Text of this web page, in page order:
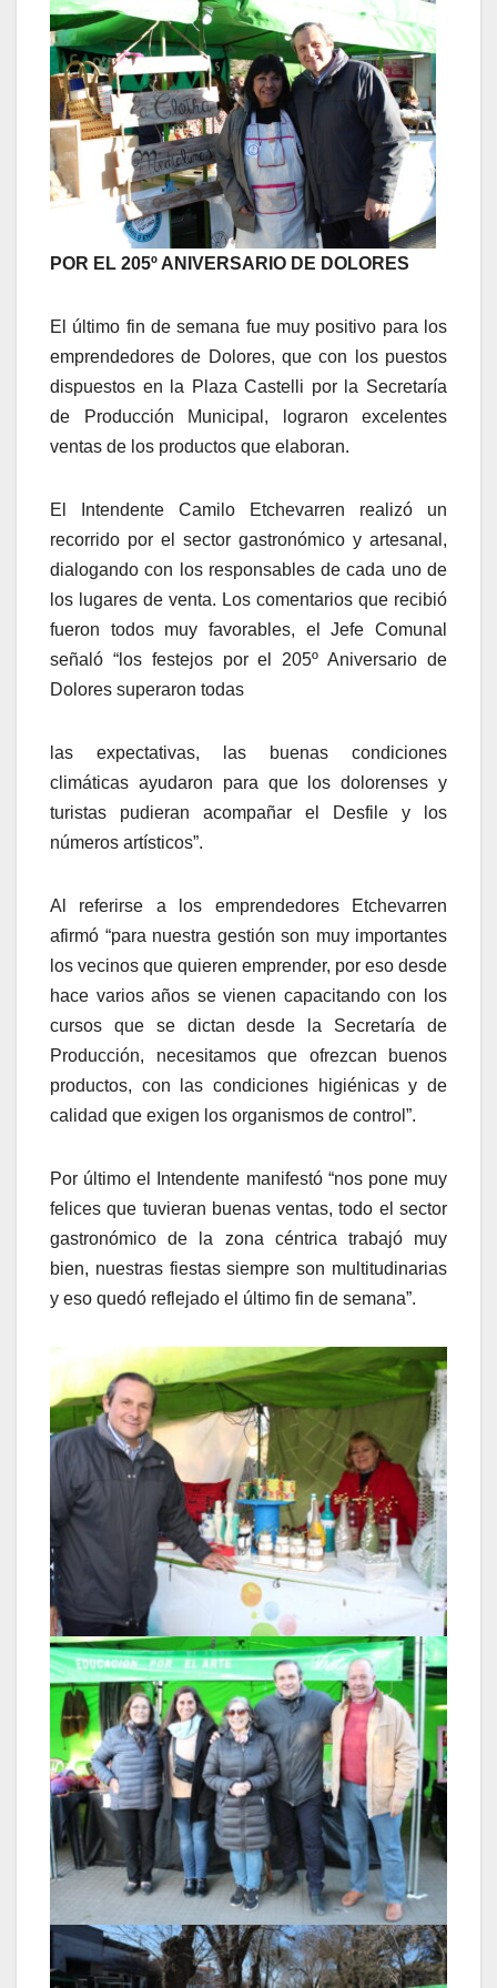
POR EL 205º ANIVERSARIO DE DOLORES
El último fin de semana fue muy positivo para los
emprendedores de Dolores, que con los puestos
dispuestos en la Plaza Castelli por la Secretaría
de Producción Municipal, lograron excelentes
ventas de los productos que elaboran.
El Intendente Camilo Etchevarren realizó un
recorrido por el sector gastronómico y artesanal,
dialogando con los responsables de cada uno de
los lugares de venta. Los comentarios que recibió
fueron todos muy favorables, el Jefe Comunal
señaló “los festejos por el 205º Aniversario de
Dolores superaron todas
las expectativas, las buenas condiciones
climáticas ayudaron para que los dolorenses y
turistas pudieran acompañar el Desfile y los
números artísticos”.
Al referirse a los emprendedores Etchevarren
afirmó “para nuestra gestión son muy importantes
los vecinos que quieren emprender, por eso desde
hace varios años se vienen capacitando con los
cursos que se dictan desde la Secretaría de
Producción, necesitamos que ofrezcan buenos
productos, con las condiciones higiénicas y de
calidad que exigen los organismos de control”.
Por último el Intendente manifestó “nos pone muy
felices que tuvieran buenas ventas, todo el sector
gastronómico de la zona céntrica trabajó muy
bien, nuestras fiestas siempre son multitudinarias
y eso quedó reflejado el último fin de semana”.